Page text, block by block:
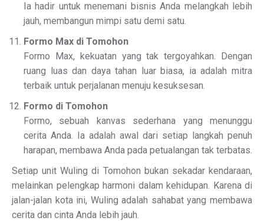
Ia hadir untuk menemani bisnis Anda melangkah lebih
jauh, membangun mimpi satu demi satu.
Formo Max di Tomohon
Formo Max, kekuatan yang tak tergoyahkan. Dengan
ruang luas dan daya tahan luar biasa, ia adalah mitra
terbaik untuk perjalanan menuju kesuksesan.
Formo di Tomohon
Formo, sebuah kanvas sederhana yang menunggu
cerita Anda. Ia adalah awal dari setiap langkah penuh
harapan, membawa Anda pada petualangan tak terbatas.
Setiap unit Wuling di Tomohon bukan sekadar kendaraan,
melainkan pelengkap harmoni dalam kehidupan. Karena di
jalan-jalan kota ini, Wuling adalah sahabat yang membawa
cerita dan cinta Anda lebih jauh.